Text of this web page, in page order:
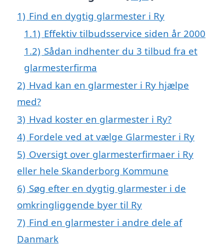
1) Find en dygtig glarmester i Ry
1.1) Effektiv tilbudsservice siden år 2000
1.2) Sådan indhenter du 3 tilbud fra et
glarmesterfirma
2) Hvad kan en glarmester i Ry hjælpe
med?
3) Hvad koster en glarmester i Ry?
4) Fordele ved at vælge Glarmester i Ry
5) Oversigt over glarmesterfirmaer i Ry
eller hele Skanderborg Kommune
6) Søg efter en dygtig glarmester i de
omkringliggende byer til Ry
7) Find en glarmester i andre dele af
Danmark